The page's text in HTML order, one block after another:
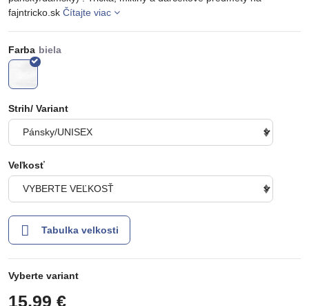
fajntricko.sk Čítajte viac
Farba
Strih/ Variant
Veľkosť
Tabulka velkosti
Vyberte variant
15,99 €